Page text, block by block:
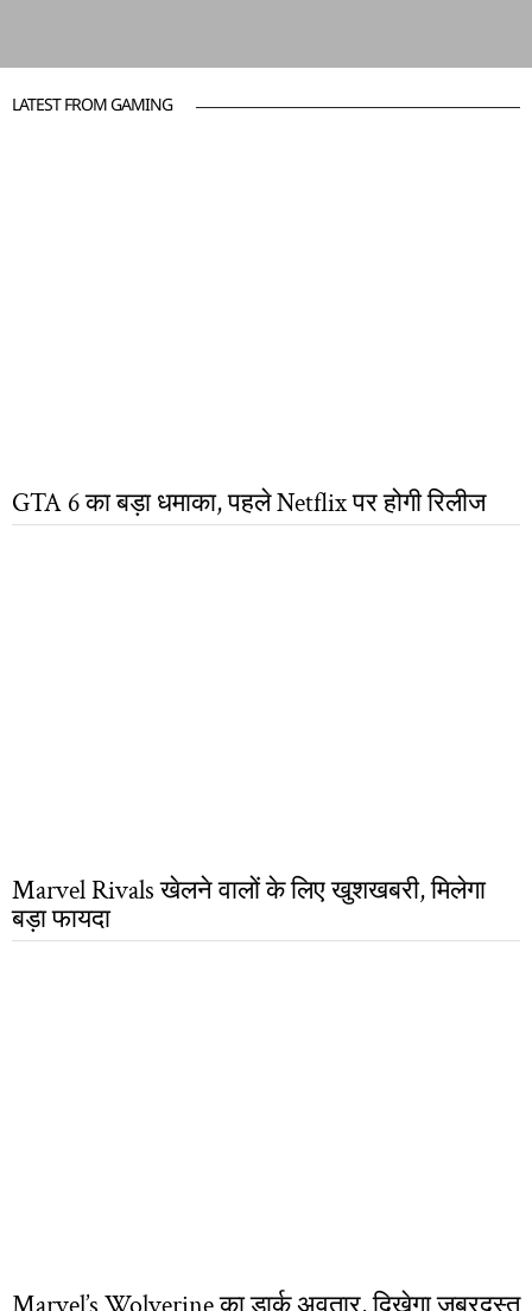
LATEST FROM GAMING
GTA 6 का बड़ा धमाका, पहले Netflix पर होगी रिलीज
Marvel Rivals खेलने वालों के लिए खुशखबरी, मिलेगा
बड़ा फायदा